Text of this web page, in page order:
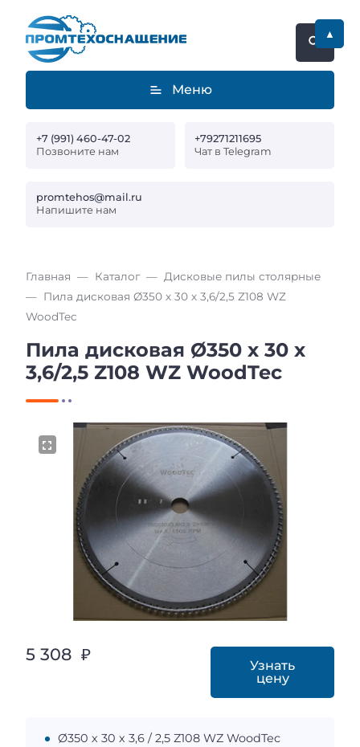
Меню
+7 (991) 460-47-02
Позвоните нам
+79271211695
Чат в Telegram
promtehos@mail.ru
Напишите нам
Главная Каталог
Дисковые пилы столярные
Пила дисковая Ø350 х 30 х 3,6/2,5 Z108 WZ
WoodTec
Пила дисковая Ø350 х 30 х
3,6/2,5 Z108 WZ WoodTec
5 308 ₽
Узнать
цену
Ø350 х 30 х 3,6 / 2,5 Z108 WZ WoodTec
▲